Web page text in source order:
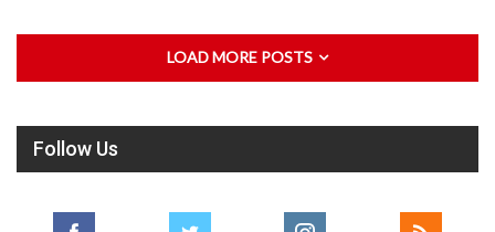
LOAD MORE POSTS
Follow Us